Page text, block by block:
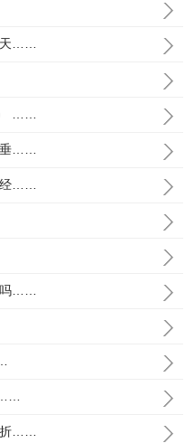
天……
……
垂……
经……
吗……
折……